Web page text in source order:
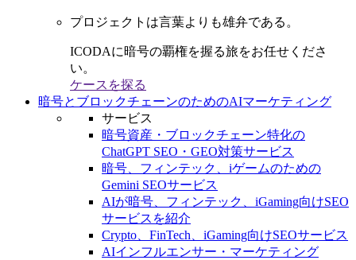
プロジェクトは言葉よりも雄弁である。
ICODAに暗号の覇権を握る旅をお任せくださ
い。
ケースを探る
暗号とブロックチェーンのためのAIマーケティング
サービス
暗号資産・ブロックチェーン特化の
ChatGPT SEO・GEO対策サービス
暗号、フィンテック、iゲームのための
Gemini SEOサービス
AIが暗号、フィンテック、iGaming向けSEO
サービスを紹介
Crypto、FinTech、iGaming向けSEOサービス
AIインフルエンサー・マーケティング